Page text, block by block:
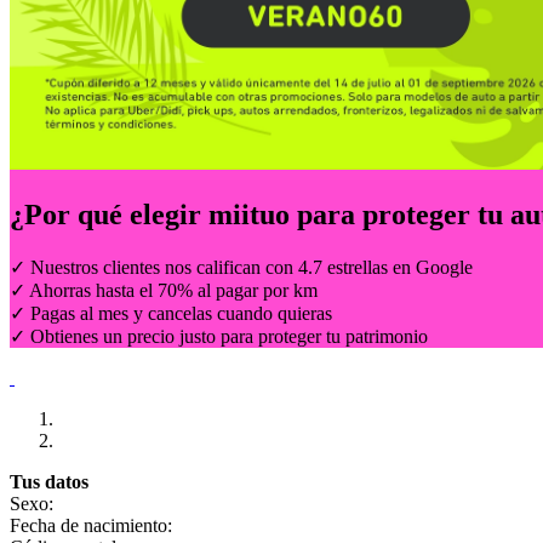
¿Por qué elegir miituo para proteger tu
✓ Nuestros clientes nos califican con 4.7 estrellas en Google
✓ Ahorras hasta el 70% al pagar por km
✓ Pagas al mes y cancelas cuando quieras
✓ Obtienes un precio justo para proteger tu patrimonio
Tus datos
Sexo:
Fecha de nacimiento: